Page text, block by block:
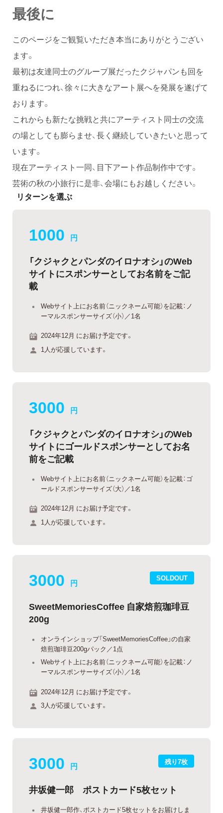
最後に
このページをご観覧いただき本当にありがとうござい
ます。
最初は友達同士のグループ展だったクジャパンも回を
重ねるにつれ、徐々に大きなアート展へを発展を遂げて
おります。
これからも新たな挑戦と共にアーティスト同士の交流
の場としても膨らませ、長く継続していきたいと思って
います。
現在アーティスト一同、目下アート作品制作中です。
芸術の秋の小旅行に是非、会場にもお越しください。
リターンを選ぶ
1000 円
「クジャクとパンダのイロナオシ」のWeb
サイトにスポンサーとしてお名前をご記
載
Webサイト上にお名前（ニックネーム可能）を記載：ノ
ーマルスポンサーサイズ（小）／1名
2024年12月 にお届け予定です。
1人が応援しています。
3000 円
「クジャクとパンダのイロナオシ」のWeb
サイトにゴールドスポンサーとしてお名
前をご記載
Webサイト上にお名前（ニックネーム可能）を記載：ゴ
ールドスポンサーサイズ（大）／1名
2024年12月 にお届け予定です。
1人が応援しています。
SOLDOUT
3000 円
SweetMemoriesCoffee 自家焙煎珈琲豆
200g
オンラインショップ「SweetMemoriesCoffee」の自家
焙煎珈琲豆200gパック／1点
Webサイト上にお名前（ニックネーム可能）を記載：ノ
ーマルスポンサーサイズ（小）／1名
2024年12月 にお届け予定です。
3人が応援しています。
残り7枚
3000 円
井坂健一郎 ポストカード5枚セット
井坂健一郎作、ポストカード5枚セットをお届けしま